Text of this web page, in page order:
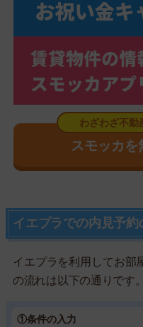
スモッカを
イエプラでの内見予約
イエプラを利用してお部
の流れは以下の通りです。
①条件の入力